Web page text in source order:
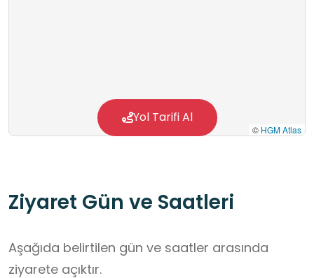
© HGM Atlas
Yol Tarifi Al
Ziyaret Gün ve Saatleri
Aşağıda belirtilen gün ve saatler arasında
ziyarete açıktır.